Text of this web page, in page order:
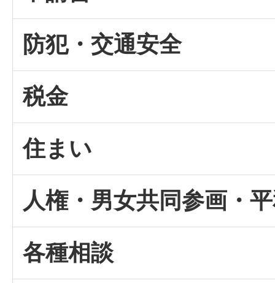
防犯・交通安全
税金
住まい
人権・男女共同参画・
各種相談